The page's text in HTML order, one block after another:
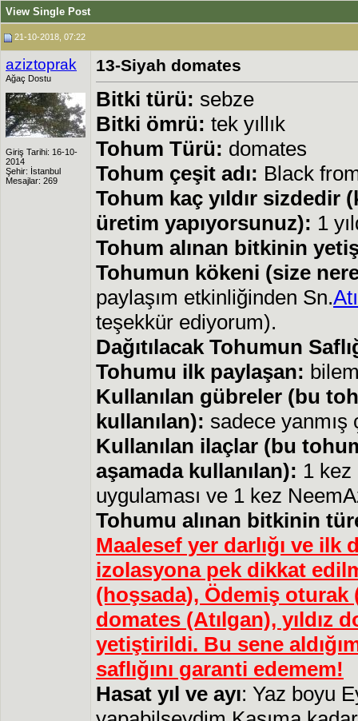
View Single Post
21-10-2018, 07:22
aziztoprak
Ağaç Dostu
Giriş Tarihi: 16-10-
2014
Şehir: İstanbul
Mesajlar: 269
13-Siyah domates
Bitki türü: sebze
Bitki ömrü: tek yıllık
Tohum Türü: domates
Tohum çeşit adı: Black
Tohum kaç yıldır sizdedir
üretim yapıyorsunuz): 1
Tohum alınan bitkinin
Tohumun kökeni (size
paylaşım etkinliğinden Sn.
teşekkür ediyorum).
Dağıtılacak Tohumun
Tohumu ilk paylaşan:
Kullanılan gübreler (bu
kullanılan): sadece
Kullanılan ilaçlar (bu
aşamada kullanılan): 1 kez
uygulaması ve 1 kez
Tohumu alınan bitkinin
Maalesef yer darlığı ve
izolasyona pek dikkat
(hoşsada), Ödemiş oturak
domates (Atılgan), yıldız
yetiştirildi. Bu sene
saflığını garanti edemem!
Hasat yıl ve ayı: Yaz boyu